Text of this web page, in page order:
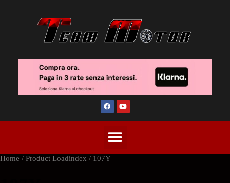
Home / Product Loadindex / 107Y